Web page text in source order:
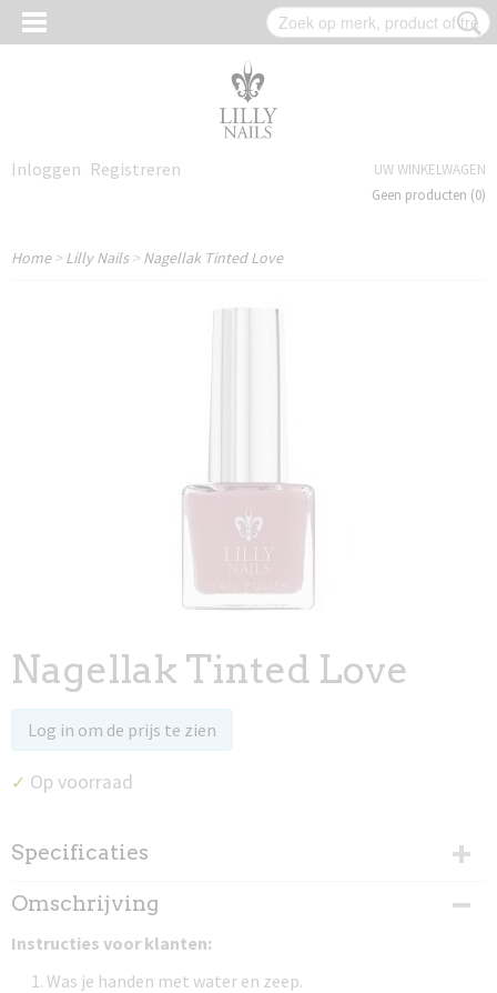
Inloggen Registreren
UW WINKELWAGEN
Geen producten (0)
Home>Lilly Nails>Nagellak Tinted Love
Nagellak Tinted Love
Log in om de prijs te zien
✓ Op voorraad
Specificaties
Productcode
97030
Omschrijving
Instructies voor klanten:
Was je handen met water en zeep.